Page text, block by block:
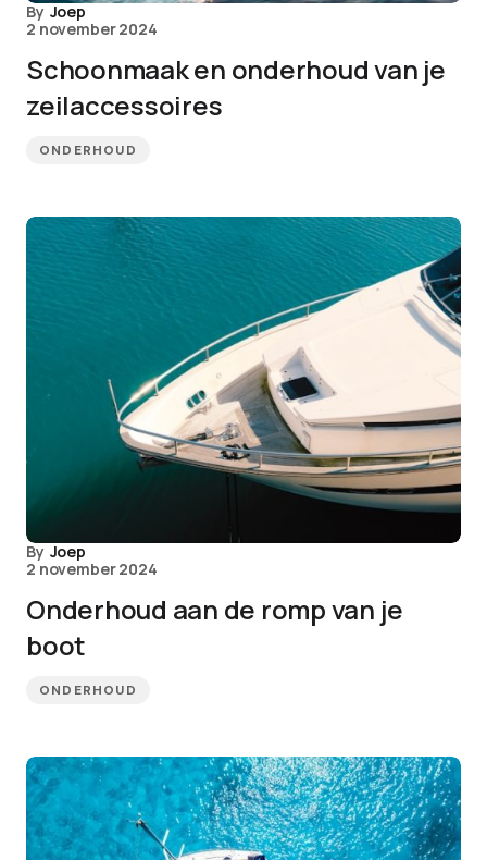
By Joep
2 november 2024
Schoonmaak en onderhoud van je
zeilaccessoires
ONDERHOUD
By Joep
2 november 2024
Onderhoud aan de romp van je
boot
ONDERHOUD